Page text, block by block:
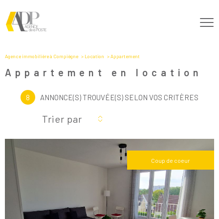
Agence immobilière à Compiègne Location Appartement
Appartement en location
8 ANNONCE(S) TROUVÉE(S) SELON VOS CRITÈRES
Trier par
Coup de coeur
Voir le